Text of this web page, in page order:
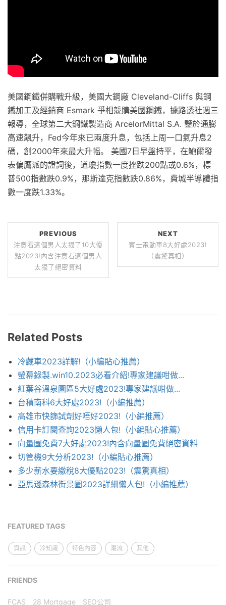
美國鋼鐵併購戰升級，美國大鋼廠 Cleveland-Cliffs 與鋼
鐵加工及經銷商 Esmark 爭相競購美國鋼鐵，據路透社週三
報導，全球第二大鋼鐵製造商 ArcelorMittal S.A. 鑒於通膨
高速飆升，Fed今年來已兩度升息，包括上周一口氣升息2
碼，創2000年來最大升幅。 美國7日早盤持平，在鮑爾發
表偏鷹派的證詞後，道瓊指數一度挫跌200點或0.6%，標
普500指數跌0.9%，那斯達克指數跌0.86%，費城半導體指
數一度跌1.33%。
PREVIOUS
注意看這個男人太狠了10大優
點2023!內含注意看這個男人
太狠了絕密資料
NEXT
賓士電動車8大好處2023!
（震驚真相）
Related Posts
冷藏車2023詳解!（小編貼心推薦）
螢幕錄製.win10.2023必看介紹!專家建議咁做...
紅葉谷溫泉園區5大好處2023!專家建議咁做...
台積南科6大好處2023!（小編推薦）
高雄市快篩試劑好唔好2023!（小編推薦）
信用卡訂閱查詢2023懶人包!（小編貼心推薦）
向量圖免費7大好處2023!內含向量圖免費絕密資料
切管機9大分析2023!（小編貼心推薦）
多少薪水要繳稅8大優點2023!（震驚真相）
亞馬遜森林街景圖2023詳細懶人包!（小編推薦）
FEATURED TAGS
資訊 冷知識 特色內容 潮流 其他
FRIENDS
FCAS 28 Mortgage SEO公司